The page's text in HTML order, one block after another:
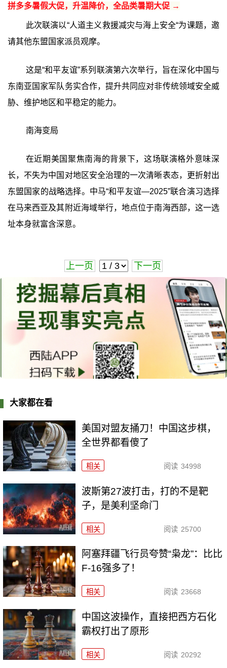
拼多多暑假大促，升温降价，全品类暑期大促 →
此次联演以“人道主义救援减灾与海上安全“为课题，邀
请其他东盟国家派员观摩。
这是“和平友谊”系列联演第六次举行，旨在深化中国与
东南亚国家军队务实合作，提升共同应对非传统领域安全威
胁、维护地区和平稳定的能力。
南海变局
在近期美国聚焦南海的背景下，这场联演格外意味深
长，不失为中国对地区安全治理的一次清晰表态，更折射出
东盟国家的战略选择。中马“和平友谊—2025”联合演习选择
在马来西亚及其附近海域举行，地点位于南海西部，这一选
址本身就富含深意。
上一页 下一页
大家都在看
美国对盟友捅刀！中国这步棋，
全世界都看傻了
相关 阅读 34998
波斯第27波打击，打的不是靶
子，是美利坚命门
相关 阅读 25700
阿塞拜疆飞行员夸赞“枭龙”：比比
F-16强多了！
相关 阅读 23668
中国这波操作，直接把西方石化
霸权打出了原形
相关 阅读 20292